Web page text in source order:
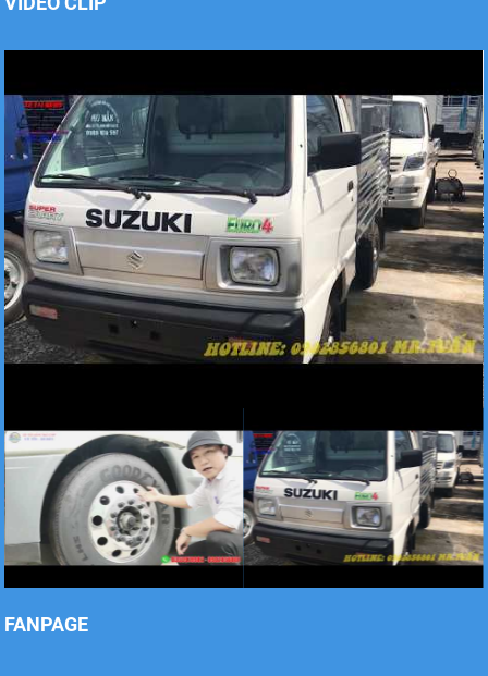
Xe tải Foton 990kg
Xe tải Foton 990kg
Xe tải Foton 990kg
FANPAGE